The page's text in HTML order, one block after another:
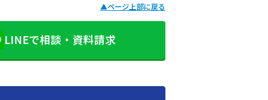
▲ページ上部に戻る
LINEで相談・資料請求